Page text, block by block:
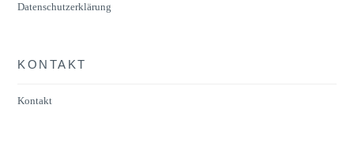
Datenschutzerklärung
KONTAKT
Kontakt